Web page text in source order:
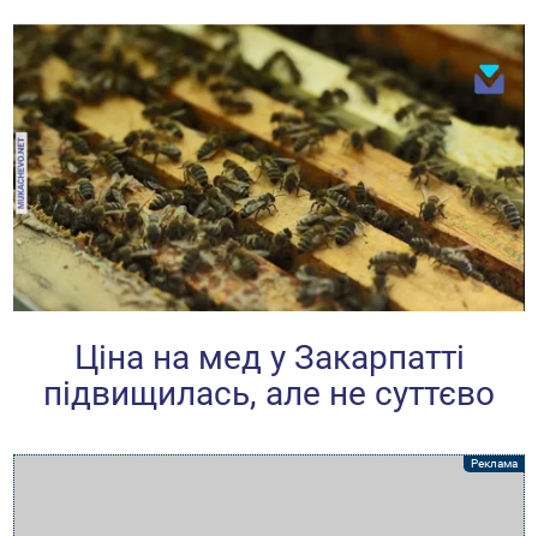
Ціна на мед у Закарпатті
підвищилась, але не суттєво